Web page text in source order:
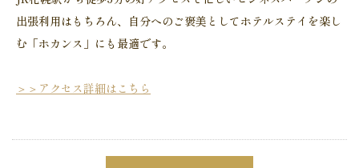
出張利用はもちろん、自分へのご褒美としてホテルステイを楽し
む「ホカンス」にも最適です。
＞＞アクセス詳細はこちら